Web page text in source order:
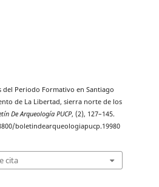
del Periodo Formativo en Santiago
de La Libertad, sierra norte de los
De Arqueología PUCP, (2), 127–145.
boletindearqueologiapucp.19980
cita